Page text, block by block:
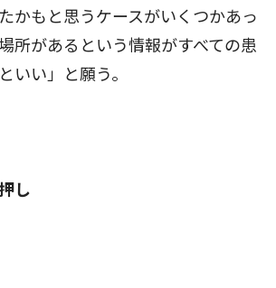
かもと思うケースがいくつかあっ
所があるという情報がすべての患
いい」と願う。
し